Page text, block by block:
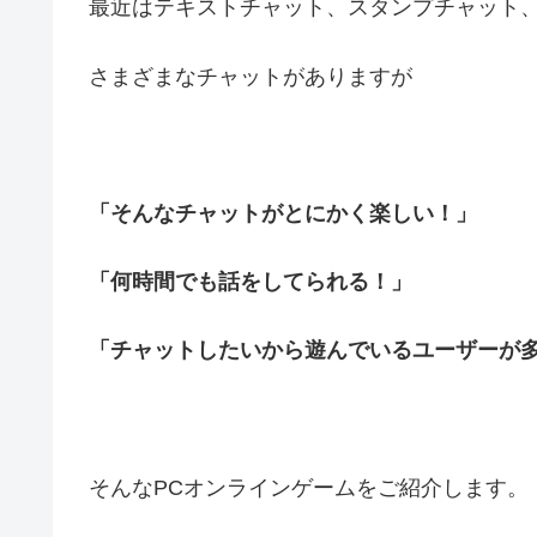
最近はテキストチャット、スタンプチャット
さまざまなチャットがありますが
「そんなチャットがとにかく楽しい！」
「何時間でも話をしてられる！」
「チャットしたいから遊んでいるユーザーが多
そんなPCオンラインゲームをご紹介します。